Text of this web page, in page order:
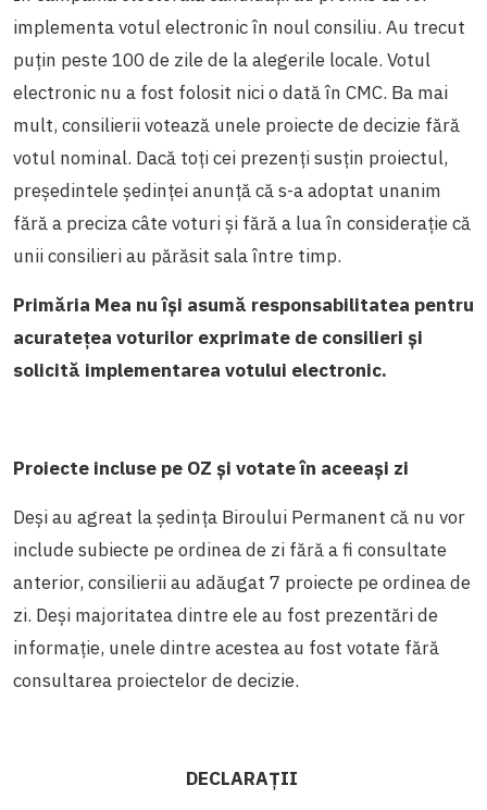
implementa votul electronic în noul consiliu. Au trecut
puțin peste 100 de zile de la alegerile locale. Votul
electronic nu a fost folosit nici o dată în CMC. Ba mai
mult, consilierii votează unele proiecte de decizie fără
votul nominal. Dacă toți cei prezenți susțin proiectul,
președintele ședinței anunță că s-a adoptat unanim
fără a preciza câte voturi și fără a lua în considerație că
unii consilieri au părăsit sala între timp.
Primăria Mea nu își asumă responsabilitatea pentru
acuratețea voturilor exprimate de consilieri și
solicită implementarea votului electronic.
Proiecte incluse pe OZ și votate în aceeași zi
Deși au agreat la ședința Biroului Permanent că nu vor
include subiecte pe ordinea de zi fără a fi consultate
anterior, consilierii au adăugat 7 proiecte pe ordinea de
zi. Deși majoritatea dintre ele au fost prezentări de
informație, unele dintre acestea au fost votate fără
consultarea proiectelor de decizie.
DECLARAȚII